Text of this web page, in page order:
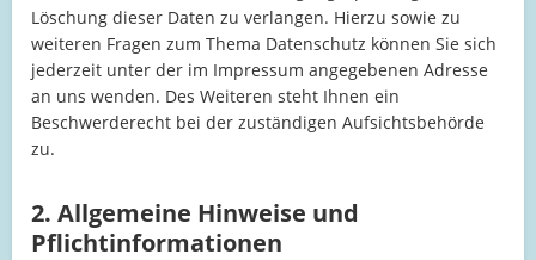
Löschung dieser Daten zu verlangen. Hierzu sowie zu
weiteren Fragen zum Thema Datenschutz können Sie sich
jederzeit unter der im Impressum angegebenen Adresse
an uns wenden. Des Weiteren steht Ihnen ein
Beschwerderecht bei der zuständigen Aufsichtsbehörde
zu.
2. Allgemeine Hinweise und
Pflichtinformationen